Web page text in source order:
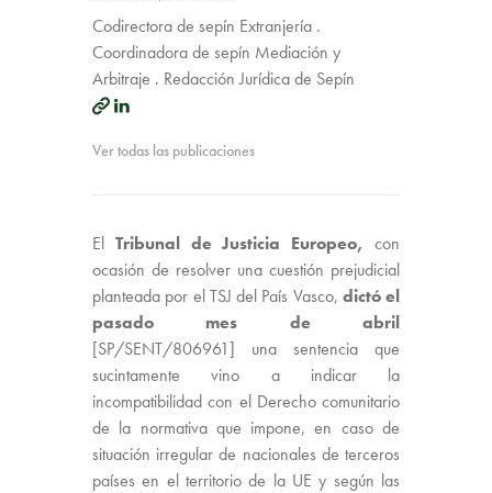
Codirectora de sepín Extranjería .
Coordinadora de sepín Mediación y
Arbitraje . Redacción Jurídica de Sepín
Ver todas las publicaciones
El Tribunal de Justicia Europeo,con
ocasión de resolver una cuestión prejudicial
planteada por el TSJ del País Vasco, dictó el
pasado mes de abril
[SP/SENT/806961] una sentencia que
sucintamente vino a indicar la
incompatibilidad con el Derecho comunitario
de la normativa que impone, en caso de
situación irregular de nacionales de terceros
países en el territorio de la UE y según las